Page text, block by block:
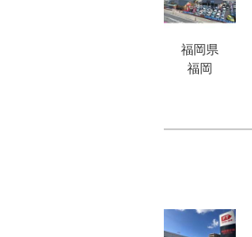
福岡県
福岡